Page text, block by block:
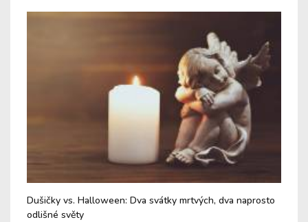
Dušičky vs. Halloween: Dva svátky mrtvých, dva naprosto
odlišné světy